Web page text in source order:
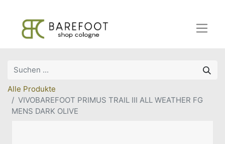
Alle Produkte
VIVOBAREFOOT PRIMUS TRAIL III ALL WEATHER FG
MENS DARK OLIVE